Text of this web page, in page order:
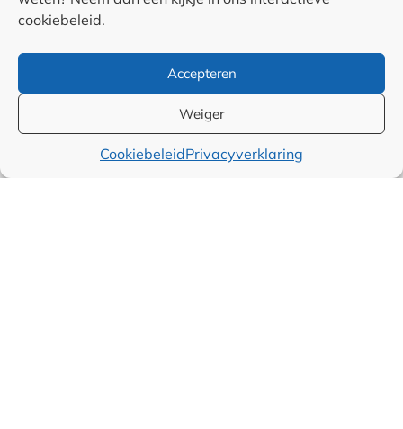
cookiebeleid.
Accepteren
Weiger
CookiebeleidPrivacyverklaring
linkpartners
Algemene
voorwaarden